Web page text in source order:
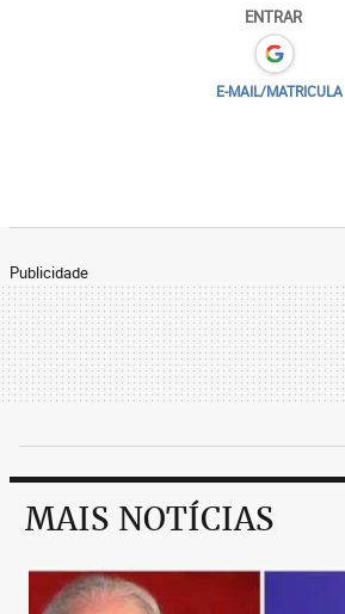
ENTRAR
E-MAIL/MATRICULA
Publicidade
MAIS NOTÍCIAS